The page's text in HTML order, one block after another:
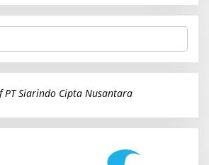
PT Siarindo Cipta Nusantara